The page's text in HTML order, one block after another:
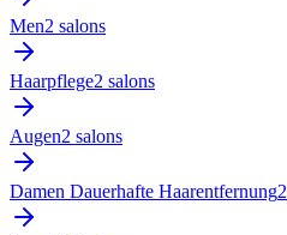
Men2 salons
Haarpflege2 salons
Augen2 salons
Damen Dauerhafte Haarentfernung2